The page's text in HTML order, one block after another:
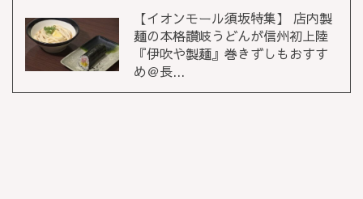
【イオンモール須坂特集】 店内製
麺の本格讃岐うどんが信州初上陸
『伊吹や製麺』巻きずしもおすす
め＠長...